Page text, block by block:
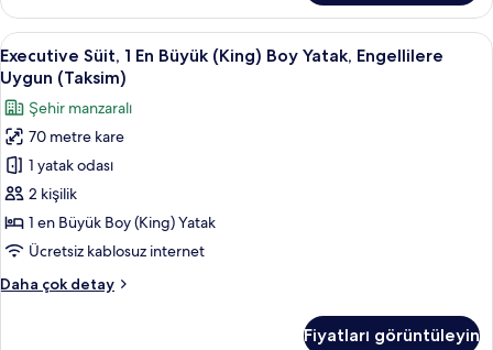
görün
Büyük
(King)
Boy
Yatak,
Engellilere
Uygun
hakkında
daha
fazla
detay
Executive
Süit,
En
Büyük
(King)
Boy
Yatak,
Engellilere
(Taksim)
Kaliteli yatak takımı, Tempur-Pedic
8
Executive Süit, 1 En Büyük (King) Boy Yatak, Engellilere
Uygun (Taksim)
Şehir manzaralı
70 metre kare
1 yatak odası
2 kişilik
1 en Büyük Boy (King) Yatak
Ücretsiz kablosuz internet
Daha çok detay
Executive
Fiyatları görüntüleyin